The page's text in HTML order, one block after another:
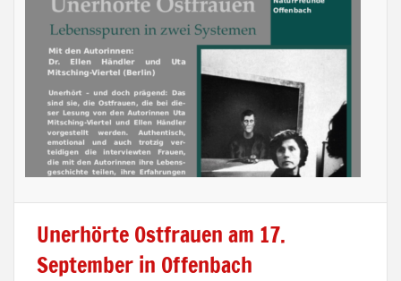
Unerhörte Ostfrauen am 17.
September in Offenbach